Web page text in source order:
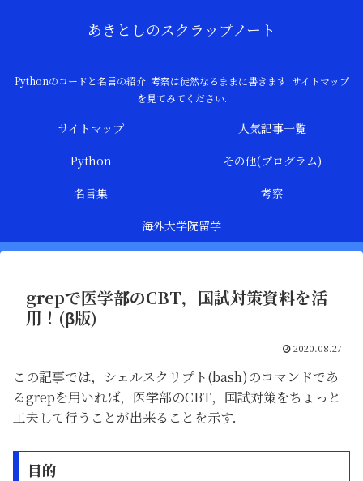
あきとしのスクラップノート
Pythonのコードと名言の紹介. 考察は徒然なるままに書きます. サイトマップ
を見てみてください.
サイトマップ
人気記事一覧
Python
その他(プログラム)
名言集
考察
海外大学院留学
grepで医学部のCBT，国試対策資料を活
用！(β版)
2020.08.27
この記事では，シェルスクリプト(bash)のコマンドであ
るgrepを用いれば，医学部のCBT，国試対策をちょっと
工夫して行うことが出来ることを示す．
目的